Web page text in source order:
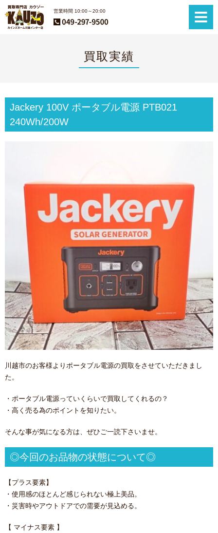
営業時間 10:00～20:00
買取実績
Jackery 100V ポータブル電源 PTB021
240Wh/200W
川越市のお客様よりポータブル電源の買取をさせていただきまし
た。
・ポータブル電源っていくらいで買取してくれるの？
・高く売る為のポイントを知りたい。
そんな事が気になる方は、ぜひご一読下さいませ。
◎今回のお品物の状態について◎
【プラス要素】
・使用感のほとんど感じられない極上美品。
・災害時やアウトドアでの需要が見込める。
【 マイナス要素 】